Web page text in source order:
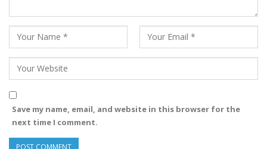
Save my name, email, and website in this browser for the
next time I comment.